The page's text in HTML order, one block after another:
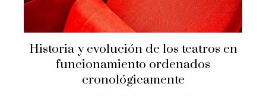
Historia y evolución de los teatros en
funcionamiento ordenados
cronológicamente